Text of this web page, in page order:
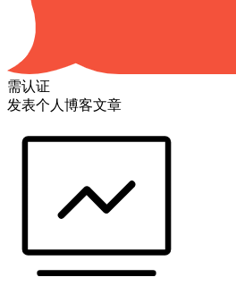
需认证
发表个人博客文章